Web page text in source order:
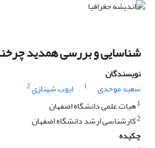
شناسایی و بررسی همدید
نویسندگان
سعید موحدی
1 ایوب شهنازی2
1هیات علمی دانشگاه اصفهان
2کارشناسی ارشد دانشگاه اصفهان
چکیده